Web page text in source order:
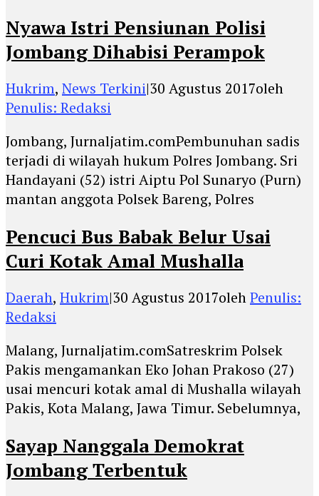
Nyawa Istri Pensiunan Polisi
Jombang Dihabisi Perampok
Hukrim, News Terkini|30 Agustus 2017oleh
Penulis: Redaksi
Jombang, Jurnaljatim.comPembunuhan sadis
terjadi di wilayah hukum Polres Jombang. Sri
Handayani (52) istri Aiptu Pol Sunaryo (Purn)
mantan anggota Polsek Bareng, Polres
Pencuci Bus Babak Belur Usai
Curi Kotak Amal Mushalla
Daerah, Hukrim|30 Agustus 2017olehPenulis:
Redaksi
Malang, Jurnaljatim.comSatreskrim Polsek
Pakis mengamankan Eko Johan Prakoso (27)
usai mencuri kotak amal di Mushalla wilayah
Pakis, Kota Malang, Jawa Timur. Sebelumnya,
Sayap Nanggala Demokrat
Jombang Terbentuk